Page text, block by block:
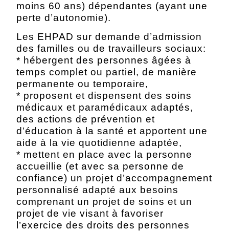
moins 60 ans) dépendantes (ayant une
perte d’autonomie).
Les EHPAD sur demande d’admission
des familles ou de travailleurs sociaux:
* hébergent des personnes âgées à
temps complet ou partiel, de manière
permanente ou temporaire,
* proposent et dispensent des soins
médicaux et paramédicaux adaptés,
des actions de prévention et
d’éducation à la santé et apportent une
aide à la vie quotidienne adaptée,
* mettent en place avec la personne
accueillie (et avec sa personne de
confiance) un projet d’accompagnement
personnalisé adapté aux besoins
comprenant un projet de soins et un
projet de vie visant à favoriser
l’exercice des droits des personnes